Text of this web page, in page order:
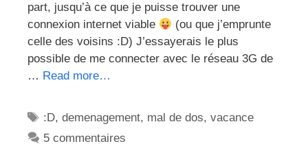
part, jusqu’à ce que je puisse trouver une
connexion internet viable
(ou que j’emprunte
celle des voisins :D) J’essayerais le plus
possible de me connecter avec le réseau 3G de
… Read more…
Étiquettes
:D,demenagement, mal de dos,vacance
5 commentaires